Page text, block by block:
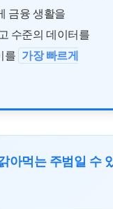
금융 생활을
수준의 데이터를
를 가장 빠르게
아먹는 주범일 수